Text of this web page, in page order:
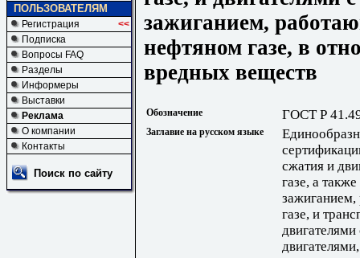
ПОЛЬЗОВАТЕЛЯМ
Регистрация
<<
Подписка
Вопросы FAQ
Разделы
Информеры
Выставки
Реклама
О компании
Контакты
Поиск по сайту
зажиганием,
нефтяном газе, в
вредных веществ
Обозначение ГОСТ Р
Заглавие на русском языке
сжатия и
газе, а
газе, и